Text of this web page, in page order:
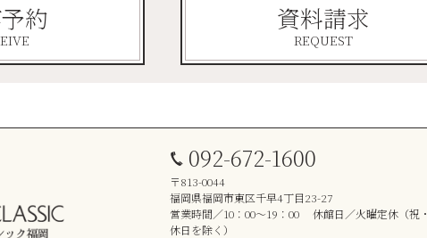
約 資料請求
REQUEST
092-672-1600
〒813-0044
福岡県福岡市東区千早4丁目23-27
営業時間／10：00～19：00 休館日／火曜定休（祝・
休日を除く）